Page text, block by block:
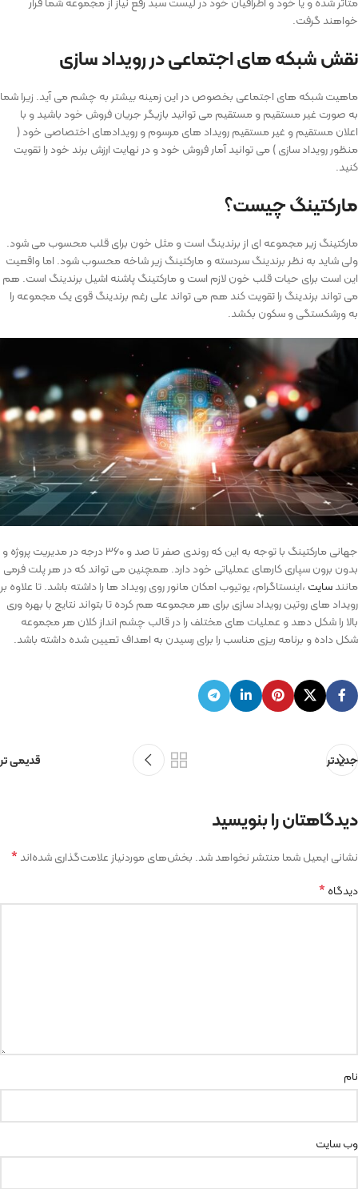
خواهند گرفت.
نقش شبکه های اجتماعی در رویداد سازی
ماهیت شبکه های اجتماعی بخصوص در این زمینه بیشتر به چشم می آید. زیرا شما
به صورت غیر مستقیم و مستقیم می توانید بازیگر جریان فروش خود باشید و با
اعلان مستقیم و غیر مستقیم رویداد های مرسوم و رویدادهای اختصاصی خود (
منظور رویداد سازی ) می توانید آمار فروش خود و در نهایت ارزش برند خود را تقویت
کنید.
مارکتینگ چیست؟
مارکتینگ زیر مجموعه ای از برندینگ است و مثل خون برای قلب محسوب می شود.
ولی شاید به نظر برندینگ سردسته و مارکتینگ زیر شاخه محسوب شود. اما واقعیت
این است برای حیات قلب خون لازم است و مارکتینگ پاشنه اشیل برندینگ است. هم
می تواند برندینگ را تقویت کند هم می تواند علی رغم برندینگ قوی یک مجموعه را
به ورشکستگی و سکون بکشد.
جهانی مارکتینگ با توجه به این که روندی صفر تا صد و ۳۶۰ درجه در مدیریت پروژه و
بدون برون سپاری کارهای عملیاتی خود دارد. همچنین می تواند که در هر پلت فرمی
مانندسایت ،اینستاگرام، یوتیوب امکان مانور روی رویداد ها را داشته باشد. تا علاوه بر
رویداد های روتین رویداد سازی برای هر مجموعه هم کرده تا بتواند نتایج با بهره وری
بالا را شکل دهد و عملیات های مختلف را در قالب چشم انداز کلان هر مجموعه
شکل داده و برنامه ریزی مناسب را برای رسیدن به اهداف تعیین شده داشته باشد.
جدیدتر قدیمی تر
دیدگاهتان را بنویسید
نشانی ایمیل شما منتشر نخواهد شد. بخش‌های موردنیاز علامت‌گذاری شده‌اند*
دیدگاه*
نام
وب‌ سایت